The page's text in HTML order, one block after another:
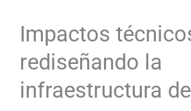
Impactos
rediseñando la
infraestructura